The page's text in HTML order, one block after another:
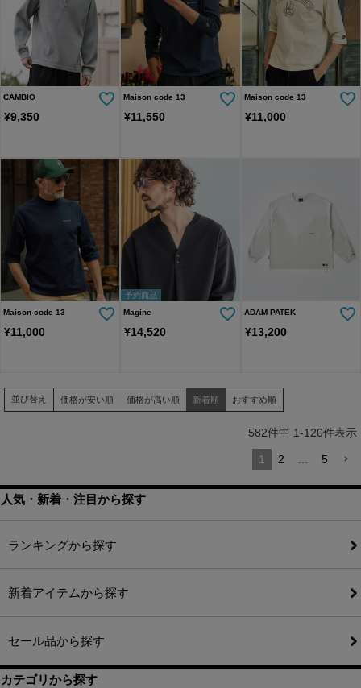
CAMBIO
¥9,350
Maison code 13
¥11,550
Maison code 13
¥11,000
Maison code 13
¥11,000
予約商品
Magine
¥14,520
ADAM PATEK
¥13,200
並び替え 価格が安い順 価格が高い順 新着順 おすすめ順
582件中 1-120件表示
1 2 5
人気・新着・注目から探す
ランキングから探す
新着アイテムから探す
セール品から探す
カテゴリから探す